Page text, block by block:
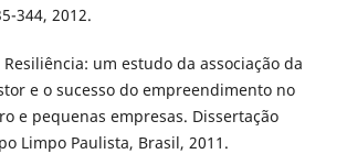
344, 2012.
Resiliência: um estudo da associação da
e o sucesso do empreendimento no
e pequenas empresas. Dissertação
Limpo Paulista, Brasil, 2011.